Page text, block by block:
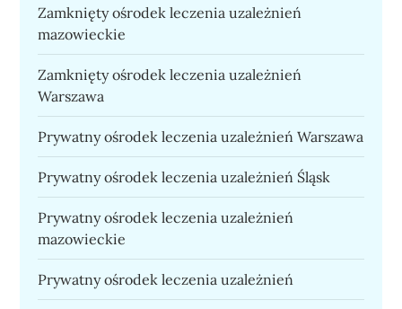
Zamknięty ośrodek leczenia uzależnień
mazowieckie
Zamknięty ośrodek leczenia uzależnień
Warszawa
Prywatny ośrodek leczenia uzależnień Warszawa
Prywatny ośrodek leczenia uzależnień Śląsk
Prywatny ośrodek leczenia uzależnień
mazowieckie
Prywatny ośrodek leczenia uzależnień